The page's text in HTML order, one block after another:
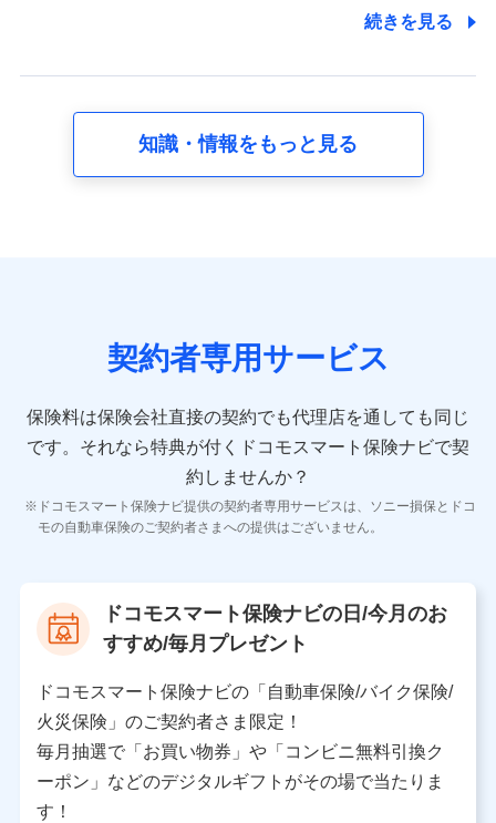
の内容、保険料、保険料のお支払方法、車のメーカーや
走行距離などの情報、建物の構造や築年数などの情報、
険契約に関する情報。例として、保険契約者及び被保険
者の氏名、住所、生年月日、性別、保険契約者と被保険
報、建物の構造や築年数などの情報、ペットの種類や年
齢などの情報などが含まれます。
【共同して利用する者の範囲】
当社
当社又は株式会社NTTドコモが提供する保険関連サービ
スにおけるユーザ登録受付および管理のため
を受けている保険会社・提携会社の保険その他に関する
情報を提供するため、また維持管理等の委託業務遂行の
ため、またそれらに付帯、関連する当社、株式会社NTT
ドコモおよび提携会社のサービスを案内、提供するため
（各サービスで取得したサービス利用履歴、ウェブサイ
トの閲覧履歴、購買履歴、ご契約内容等のパーソナルデ
ータを分析して、お客さまの趣味・嗜好・傾向に応じた
続きを見る
知識・情報をもっと見る
契約者専用サービス
保険料は保険会社直接の契約でも代理店を通しても同じ
です。 それなら特典が付くドコモスマート保険ナビで契
約しませんか？
ドコモスマート保険ナビ提供の契約者専用サービスは、ソニー損保とドコ
モの自動車保険のご契約者さまへの提供はございません。
ドコモスマート保険ナビの日/今月のお
すすめ/毎月プレゼント
ドコモスマート保険ナビの「自動車保険/バイク保険/
火災保険」のご契約者さま限定！
毎月抽選で「お買い物券」や「コンビニ無料引換ク
ーポン」などのデジタルギフトがその場で当たりま
す！